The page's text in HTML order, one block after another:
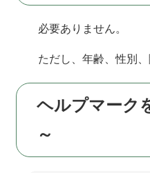
必要ありません。
ただし、年齢、性別
ヘルプマーク
～